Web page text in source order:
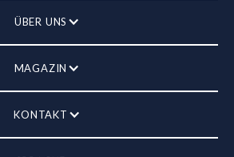
ÜBER UNS
MAGAZIN
KONTAKT